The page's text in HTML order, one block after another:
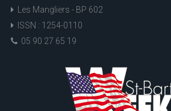
Les Mangliers - BP 602
ISSN : 1254-0110
05 90 27 65 19